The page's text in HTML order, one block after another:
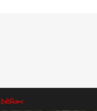
ટેલીવિઝન